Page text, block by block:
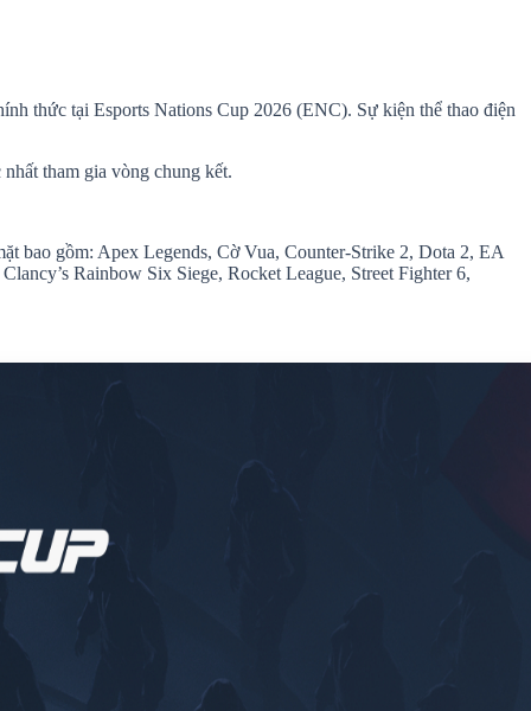
thức tại Esports Nations Cup 2026 (ENC). Sự kiện thể thao điện
tham gia vòng chung kết.
bao gồm: Apex Legends, Cờ Vua, Counter-Strike 2, Dota 2, EA
Rainbow Six Siege, Rocket League, Street Fighter 6,